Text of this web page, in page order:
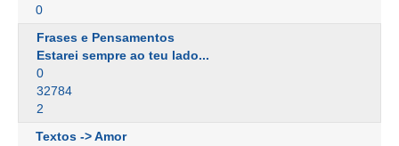
0
Frases e Pensamentos
Estarei sempre ao teu lado...
0
32784
2
Textos -> Amor